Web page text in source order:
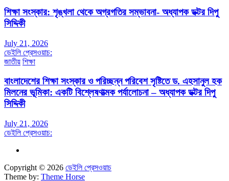
শিক্ষা সংস্কার: শৃঙ্খলা থেকে অগ্রগতির সম্ভাবনা- অধ্যাপক ডক্টর দিপু
সিদ্দিকী
July 21, 2026
ডেইলি প্রেসওয়াচ:
জাতীয় শিক্ষা
বাংলাদেশের শিক্ষা সংস্কার ও পরিচ্ছন্ন পরিবেশ সৃষ্টিতে ড. এহসানুল হক
মিলনের ভূমিকা: একটি বিশ্লেষণাত্মক পর্যালোচনা – অধ্যাপক ডক্টর দিপু
সিদ্দিকী
July 21, 2026
ডেইলি প্রেসওয়াচ:
Copyright © 2026 ডেইলি প্রেসওয়াচ
Theme by: Theme Horse